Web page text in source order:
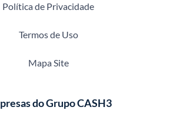
Política de Privacidade
Termos de Uso
Mapa Site
do Grupo CASH3